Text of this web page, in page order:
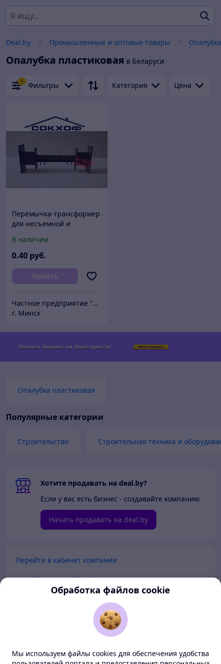
Deal.by Промышленные и оптовые товары Опалубка
Опалубка пластиковая в Беларуси
1 Фильтры Категория Цена
Перемычка-трансформер
для несъемной и
В наличии
0.40 руб.
Купить
Частное предприятие ''СОКХОФ''
г. Минск
Опалубка пластиковая
Популярные категории
Строительство Строительная техника и
Хотите продавать на deal.by?
Если у вас есть бизнес - создавайте компанию
Начать продавать на deal.by
Перейти в кабинет компании
Перейти в личный кабинет
О нас
Обработка файлов cookie
Мы используем файлы cookies для обеспечения удобства